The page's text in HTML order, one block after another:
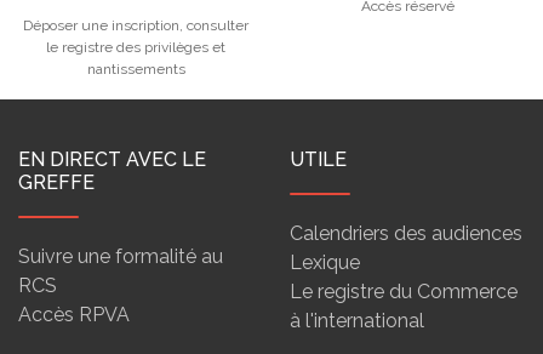
Déposer une inscription, consulter
le registre des privilèges et
nantissements
Accès réservé
EN DIRECT AVEC LE
GREFFE
Suivre une formalité au
RCS
Accès RPVA
UTILE
Calendriers des audiences
Lexique
Le registre du Commerce
à l'international